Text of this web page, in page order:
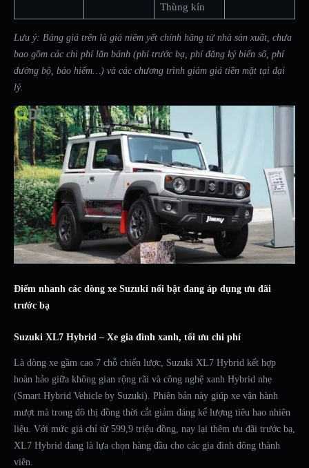
Thùng kín
Lưu ý: Bảng giá trên là giá niêm yết chính hãng từ nhà sản xuất, chưa
bao gồm các chi phí lăn bánh (phí trước bạ, phí đăng ký biển số, phí
đường bộ, bảo hiểm…) và các chương trình giảm giá tiền mặt tại đại
lý.
Điểm nhanh các dòng xe Suzuki nổi bật đang áp dụng ưu đãi
trước bạ
Suzuki XL7 Hybrid – Xe gia đình xanh, tối ưu chi phí
Là dòng xe gầm cao 7 chỗ chiến lược, Suzuki XL7 Hybrid kết hợp
hoàn hảo giữa không gian rộng rãi và công nghệ xanh Hybrid nhẹ
(Smart Hybrid Vehicle by Suzuki). Phiên bản này giúp xe vận hành
mượt mà trong đô thị đồng thời cắt giảm đáng kể lượng tiêu hao nhiên
liệu. Với mức giá chỉ từ 599,9 triệu đồng, nay lại thêm ưu đãi trước bạ,
XL7 Hybrid đang là lựa chọn hàng đầu cho các gia đình đông thành
viên.